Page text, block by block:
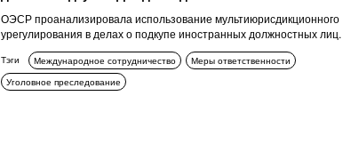
ОЭСР проанализировала использование мультиюрисдикционного
урегулирования в делах о подкупе иностранных должностных лиц.
Тэги Международное сотрудничество
Меры ответственности
Уголовное преследование